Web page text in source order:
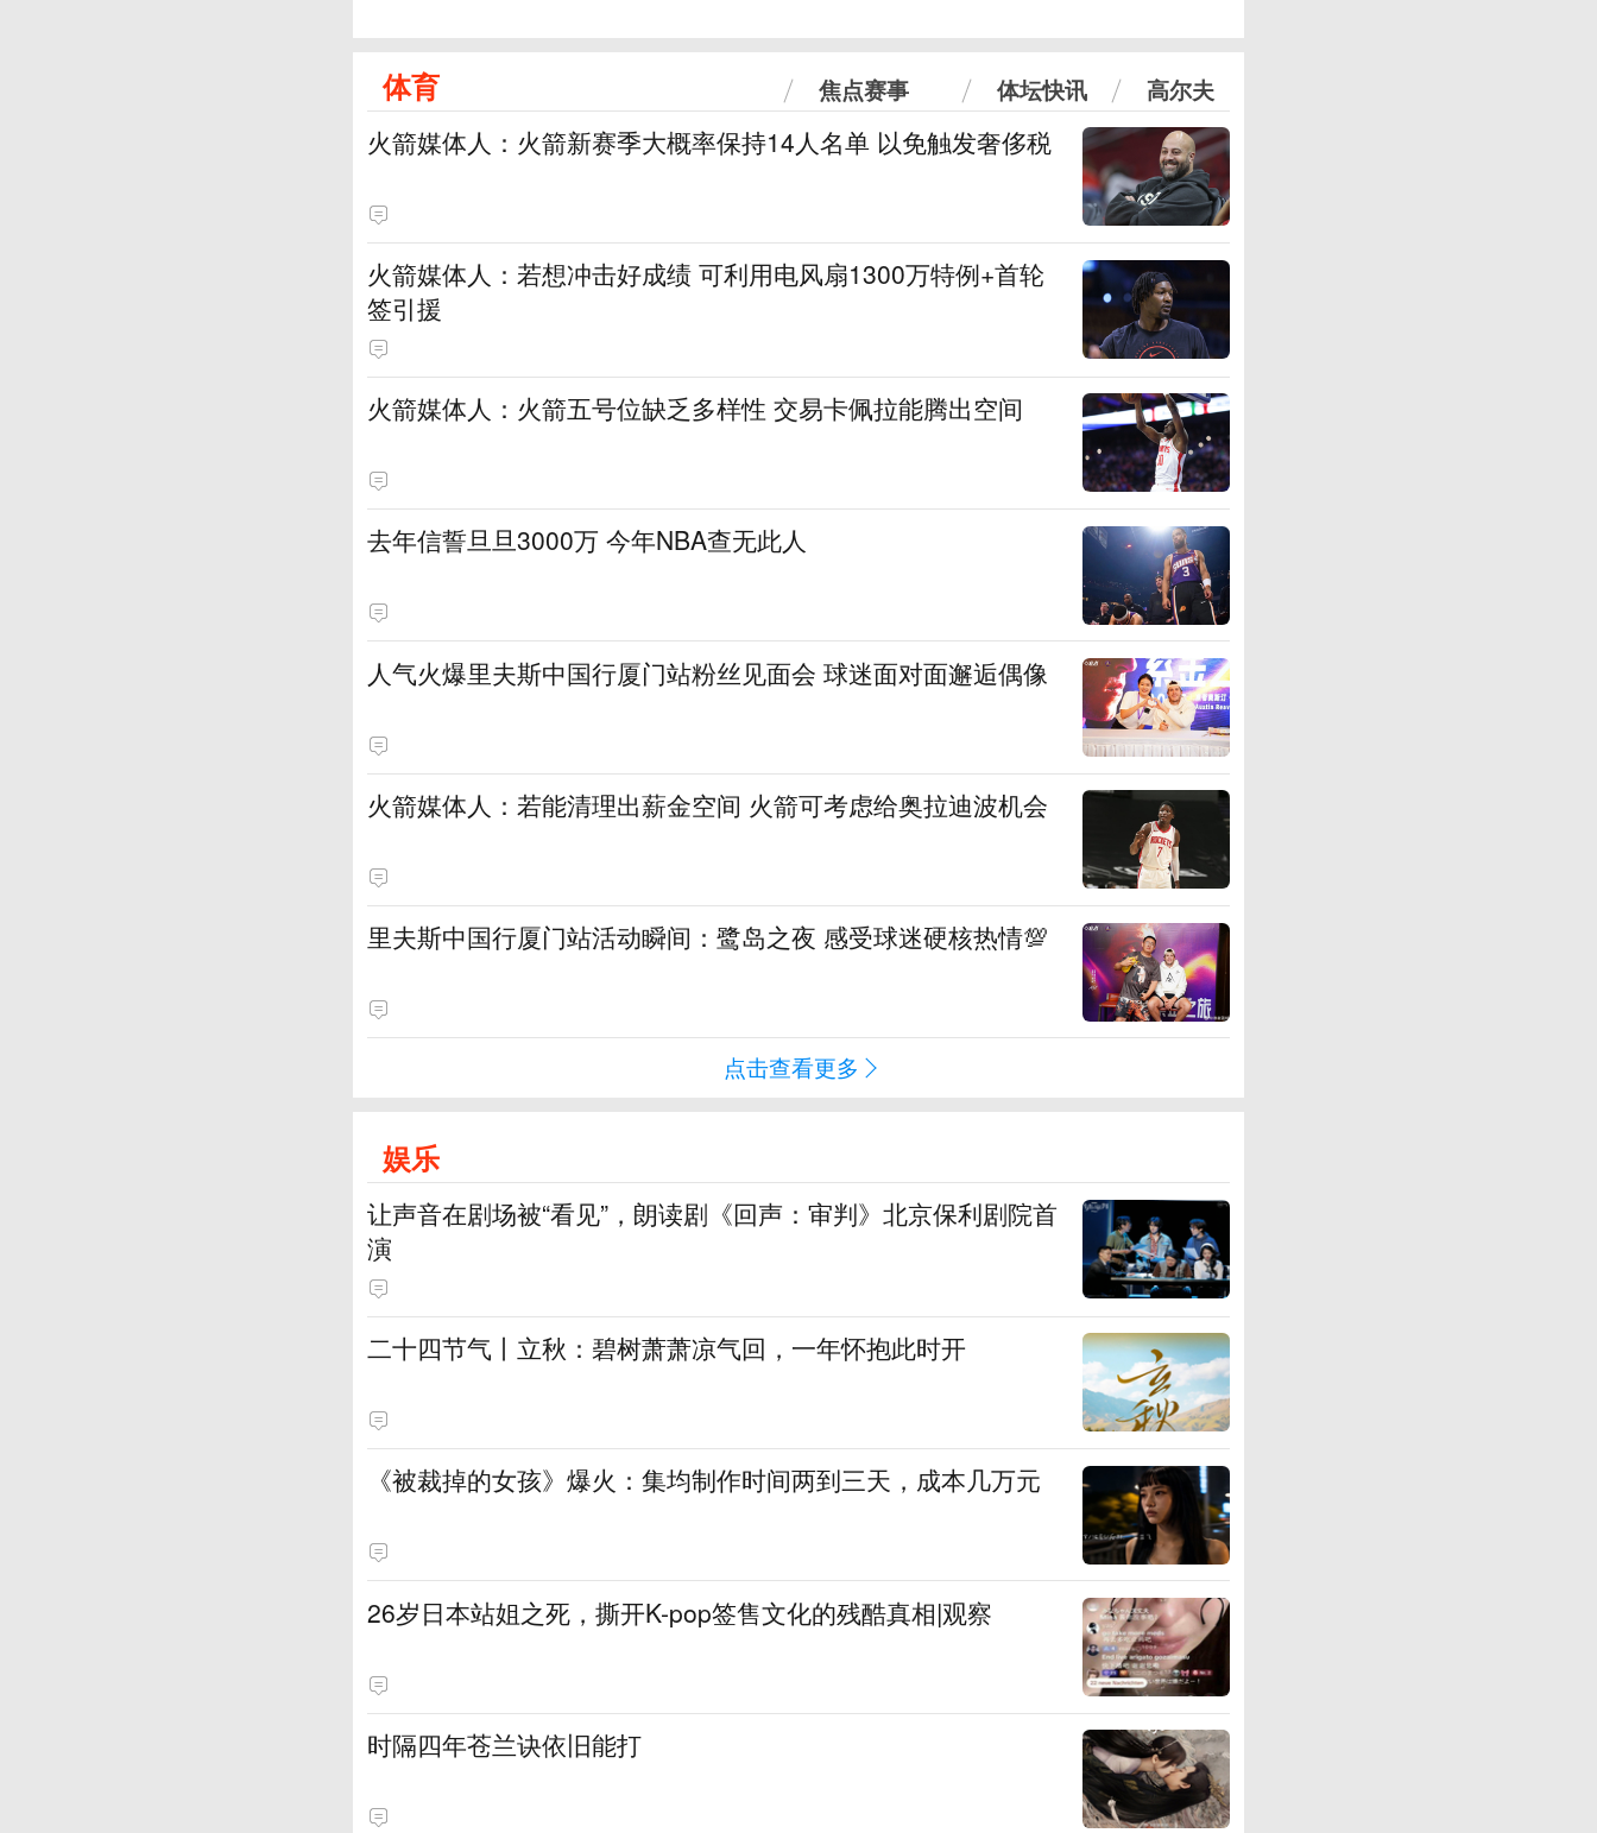
体育 焦点赛事 体坛快讯 高尔夫
火箭媒体人：火箭新赛季大概率保持14人名单 以免触发奢侈税
火箭媒体人：若想冲击好成绩 可利用电风扇1300万特例+首轮
签引援
火箭媒体人：火箭五号位缺乏多样性 交易卡佩拉能腾出空间
去年信誓旦旦3000万 今年NBA查无此人
人气火爆里夫斯中国行厦门站粉丝见面会 球迷面对面邂逅偶像
火箭媒体人：若能清理出薪金空间 火箭可考虑给奥拉迪波机会
里夫斯中国行厦门站活动瞬间：鹭岛之夜 感受球迷硬核热情💯
点击查看更多
娱乐
让声音在剧场被“看见”，朗读剧《回声：审判》北京保利剧院首
演
二十四节气丨立秋：碧树萧萧凉气回，一年怀抱此时开
《被裁掉的女孩》爆火：集均制作时间两到三天，成本几万元
​26岁日本站姐之死，撕开K-pop签售文化的残酷真相|观察
时隔四年苍兰诀依旧能打